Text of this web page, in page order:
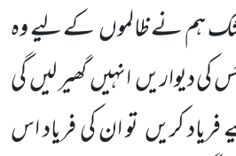
ہم نے ظالموںکے لیے وہ
کی دیواریںانہیںگھیر لیںگی
فریاد کریںتو ان کی فریاد اس